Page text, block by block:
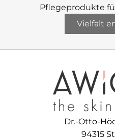
Pflegeprodukte
Vielfalt
Dr.-Otto-
94315